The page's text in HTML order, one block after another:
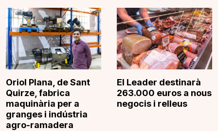
Oriol Plana, de Sant
Quirze, fabrica
maquinària per a
granges i indústria
agro-ramadera
El Leader destinarà
263.000 euros a nous
negocis i relleus